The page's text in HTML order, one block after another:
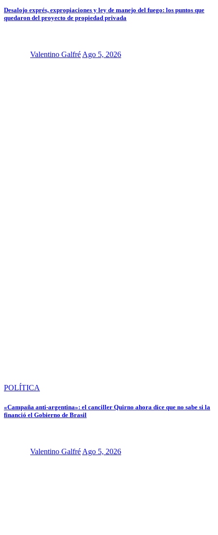
Desalojo exprés, expropiaciones y ley de manejo del fuego: los puntos que
quedaron del proyecto de propiedad privada
Valentino Galfré Ago 5, 2026
POLÍTICA
«Campaña anti-argentina»: el canciller Quirno ahora dice que no sabe si la
financió el Gobierno de Brasil
Valentino Galfré Ago 5, 2026